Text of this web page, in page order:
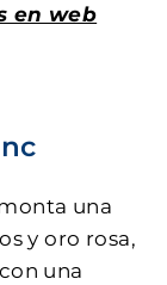
en web
una
y oro rosa,
una